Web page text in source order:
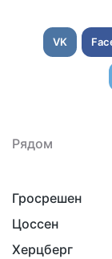
VK
Рядом
Гросрешен
Цоссен
Херцберг